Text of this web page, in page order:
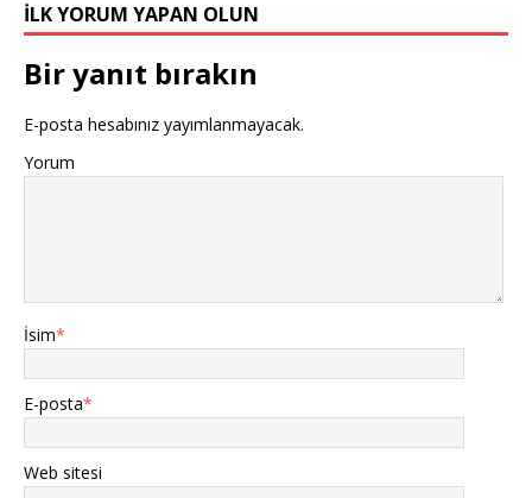
İLK YORUM YAPAN OLUN
Bir yanıt bırakın
E-posta hesabınız yayımlanmayacak.
Yorum
İsim*
E-posta*
Web sitesi